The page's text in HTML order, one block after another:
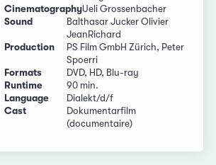
CinematographyUeli Grossenbacher
Sound
Balthasar Jucker Olivier
JeanRichard
Production
PS Film GmbH Zürich, Peter
Spoerri
Formats
DVD, HD, Blu-ray
Runtime
90 min.
Language
Dialekt/d/f
Cast
Dokumentarfilm
(documentaire)